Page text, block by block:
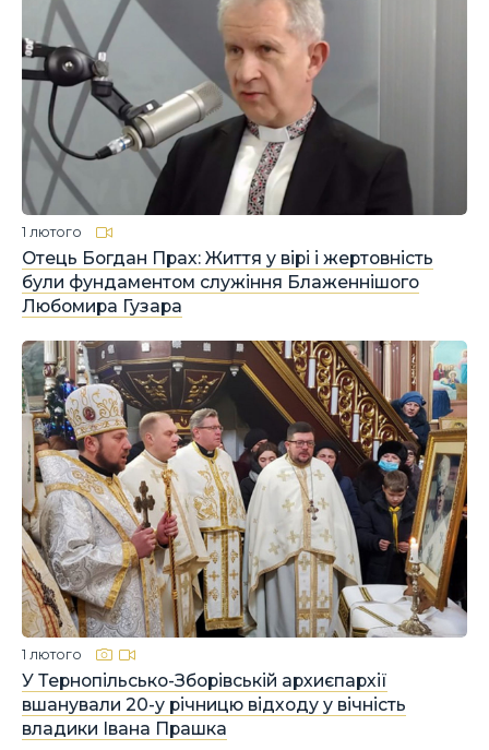
Отець Богдан Прах: Життя у вірі і жертовність
були фундаментом служіння Блаженнішого
Любомира Гузара
1 лютого
У Тернопільсько-Зборівській архиєпархії
вшанували 20-у річницю відходу у вічність
владики Івана Прашка
1 лютого